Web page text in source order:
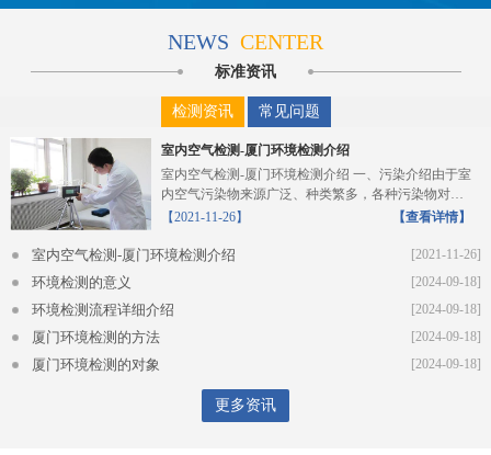
NEWS CENTER
标准资讯
检测资讯 常见问题
室内空气检测-厦门环境检测介绍
室内空气检测-厦门环境检测介绍 一、污染介绍由于室
内空气污染物来源广泛、种类繁多，各种污染物对人
体的危...
【2021-11-26】 【查看详情】
[2021-11-26]
室内空气检测-厦门环境检测介绍
[2024-09-18]
环境检测的意义
[2024-09-18]
环境检测流程详细介绍
[2024-09-18]
厦门环境检测的方法
[2024-09-18]
厦门环境检测的对象
更多资讯